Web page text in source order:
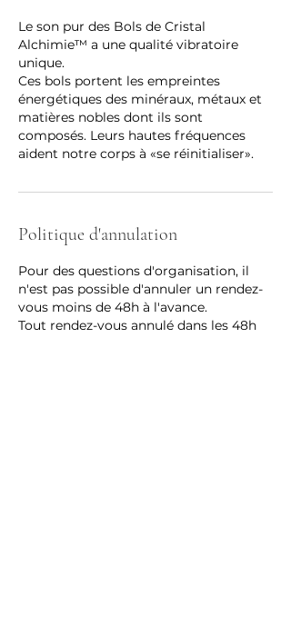
Le son pur des Bols de Cristal
Alchimie™ a une qualité vibratoire
unique.
Ces bols portent les empreintes
énergétiques des minéraux, métaux et
matières nobles dont ils sont
composés. Leurs hautes fréquences
aident notre corps à «se réinitialiser».
Politique d'annulation
Pour des questions d'organisation, il
n'est pas possible d'annuler un rendez-
vous moins de 48h à l'avance.
Tout rendez-vous annulé dans les 48h